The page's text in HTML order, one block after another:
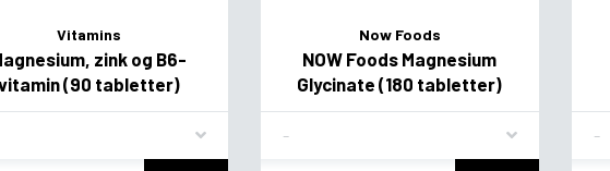
Vitamins
zink og B6-
(90 tabletter)
Now Foods
NOW Foods Magnesium
Glycinate (180 tabletter)